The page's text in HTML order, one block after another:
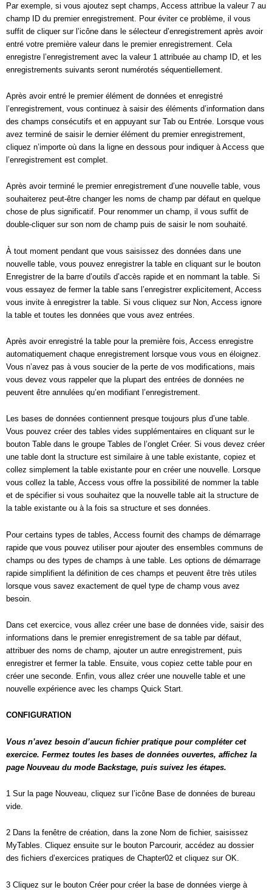
Par exemple, si vous ajoutez sept champs, Access attribue la valeur 7 au
champ ID du premier enregistrement. Pour éviter ce problème, il vous
suffit de cliquer sur l’icône dans le sélecteur d’enregistrement après avoir
entré votre première valeur dans le premier enregistrement. Cela
enregistre l’enregistrement avec la valeur 1 attribuée au champ ID, et les
enregistrements suivants seront numérotés séquentiellement.
Après avoir entré le premier élément de données et enregistré
l’enregistrement, vous continuez à saisir des éléments d’information dans
des champs consécutifs et en appuyant sur Tab ou Entrée. Lorsque vous
avez terminé de saisir le dernier élément du premier enregistrement,
cliquez n’importe où dans la ligne en dessous pour indiquer à Access que
l’enregistrement est complet.
Après avoir terminé le premier enregistrement d’une nouvelle table, vous
souhaiterez peut-être changer les noms de champ par défaut en quelque
chose de plus significatif. Pour renommer un champ, il vous suffit de
double-cliquer sur son nom de champ puis de saisir le nom souhaité.
À tout moment pendant que vous saisissez des données dans une
nouvelle table, vous pouvez enregistrer la table en cliquant sur le bouton
Enregistrer de la barre d’outils d’accès rapide et en nommant la table. Si
vous essayez de fermer la table sans l’enregistrer explicitement, Access
vous invite à enregistrer la table. Si vous cliquez sur Non, Access ignore
la table et toutes les données que vous avez entrées.
Après avoir enregistré la table pour la première fois, Access enregistre
automatiquement chaque enregistrement lorsque vous vous en éloignez.
Vous n’avez pas à vous soucier de la perte de vos modifications, mais
vous devez vous rappeler que la plupart des entrées de données ne
peuvent être annulées qu’en modifiant l’enregistrement.
Les bases de données contiennent presque toujours plus d’une table.
Vous pouvez créer des tables vides supplémentaires en cliquant sur le
bouton Table dans le groupe Tables de l’onglet Créer. Si vous devez créer
une table dont la structure est similaire à une table existante, copiez et
collez simplement la table existante pour en créer une nouvelle. Lorsque
vous collez la table, Access vous offre la possibilité de nommer la table
et de spécifier si vous souhaitez que la nouvelle table ait la structure de
la table existante ou à la fois sa structure et ses données.
Pour certains types de tables, Access fournit des champs de démarrage
rapide que vous pouvez utiliser pour ajouter des ensembles communs de
champs ou des types de champs à une table. Les options de démarrage
rapide simplifient la définition de ces champs et peuvent être très utiles
lorsque vous savez exactement de quel type de champ vous avez
besoin.
Dans cet exercice, vous allez créer une base de données vide, saisir des
informations dans le premier enregistrement de sa table par défaut,
attribuer des noms de champ, ajouter un autre enregistrement, puis
enregistrer et fermer la table. Ensuite, vous copiez cette table pour en
créer une seconde. Enfin, vous allez créer une nouvelle table et une
nouvelle expérience avec les champs Quick Start.
CONFIGURATION
Vous n’avez besoin d’aucun fichier pratique pour compléter cet
exercice. Fermez toutes les bases de données ouvertes, affichez la
page Nouveau du mode Backstage, puis suivez les étapes.
1 Sur la page Nouveau, cliquez sur l’icône Base de données de bureau
vide.
2 Dans la fenêtre de création, dans la zone Nom de fichier, saisissez
MyTables. Cliquez ensuite sur le bouton Parcourir, accédez au dossier
des fichiers d’exercices pratiques de Chapter02 et cliquez sur OK.
3 Cliquez sur le bouton Créer pour créer la base de données vierge à